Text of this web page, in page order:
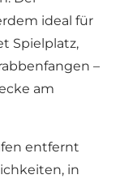
ideal für
Spielplatz,
–
am
entfernt
in